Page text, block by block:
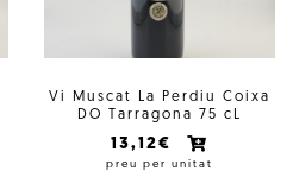
Vi Muscat La Perdiu Coixa
DO Tarragona 75 cL
13,12€
preu per unitat